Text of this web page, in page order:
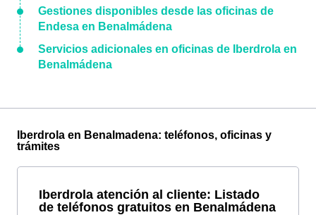
Gestiones disponibles desde las oficinas de
Endesa en Benalmádena
Servicios adicionales en oficinas de Iberdrola en
Benalmádena
Iberdrola en Benalmadena: teléfonos, oficinas y
trámites
Iberdrola atención al cliente: Listado
de teléfonos gratuitos en Benalmádena